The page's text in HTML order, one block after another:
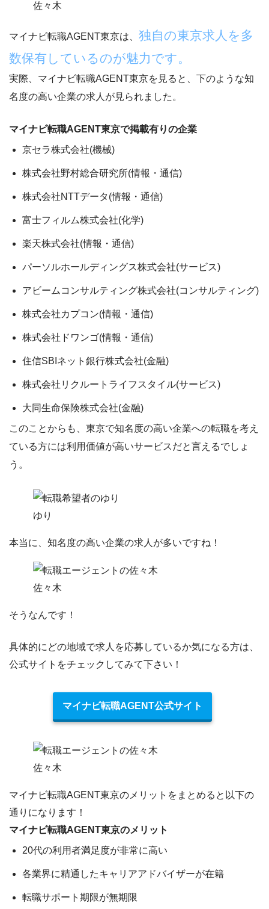
佐々木
マイナビ転職AGENT東京は、 独自の東京求人を多
数保有しているのが魅力です。
実際、マイナビ転職AGENT東京を見ると、下のような知
名度の高い企業の求人が見られました。
マイナビ転職AGENT東京で掲載有りの企業
京セラ株式会社(機械)
株式会社野村総合研究所(情報・通信)
株式会社NTTデータ(情報・通信)
富士フィルム株式会社(化学)
楽天株式会社(情報・通信)
パーソルホールディングス株式会社(サービス)
アビームコンサルティング株式会社(コンサルティング)
株式会社カプコン(情報・通信)
株式会社ドワンゴ(情報・通信)
住信SBIネット銀行株式会社(金融)
株式会社リクルートライフスタイル(サービス)
大同生命保険株式会社(金融)
このことからも、 東京で知名度の高い企業への転職を考え
ている方には利用価値が高いサービスだと言えるでしょ
う。
ゆり
本当に、知名度の高い企業の求人が多いですね！
佐々木
そうなんです！
具体的にどの地域で求人を応募しているか気になる方は、
公式サイトをチェックしてみて下さい！
マイナビ転職AGENT公式サイト
佐々木
マイナビ転職AGENT東京のメリットをまとめると以下の
通りになります！
マイナビ転職AGENT東京のメリット
20代の利用者満足度が非常に高い
各業界に精通したキャリアアドバイザーが在籍
転職サポート期限が無期限